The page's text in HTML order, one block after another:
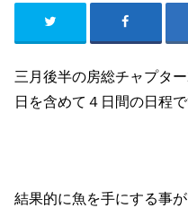
三月後半の房総チャプタ
日を含めて４日間の日程
結果的に魚を手にする事